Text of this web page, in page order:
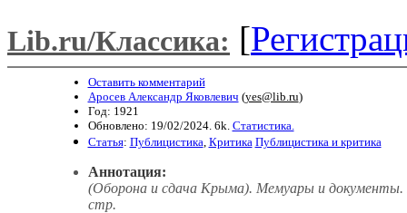
Lib.ru/Классика: [
Оставить комментарий
Аросев Александр Яковлевич (yes@lib.ru)
Год: 1921
Обновлено: 19/02/2024. 6k. Статистика.
Статья: Публицистика Критика Публицистика и критика
Аннотация:
(Оборона и сдача Крыма). Мемуары и
стр.